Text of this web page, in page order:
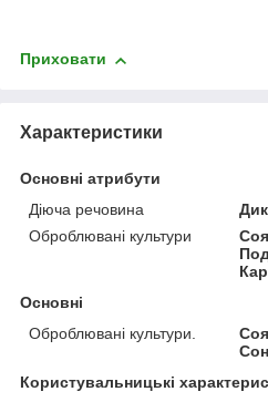
Приховати
Характеристики
Основні атрибути
Діюча речовина
Оброблювані культури
Основні
Оброблювані культури.
Користувальницькі